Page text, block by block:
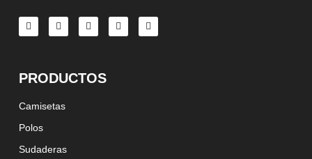
PRODUCTOS
Camisetas
Polos
Sudaderas